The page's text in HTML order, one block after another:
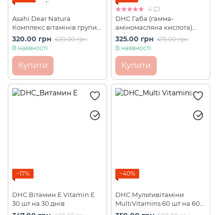
Asahi Dear Natura
Комплекс вітамінів групи
В з інозитолом та
амінокислотою лейцином
нервової системи та
здорової шкіри (60 шт на
60 днів)
320.00 грн 420.00 грн
В наявності
Купити
4
DHC Габа (гамма-
аміномасляна кислота)
Gaba 20 шт на 20 днів
325.00 грн 475.00 грн
В наявності
Купити
−17%
DHC Вітамин E Vitamin E
30 шт на 30 днів
−40%
DHC Мультивітаміни
MultiVitamins 60 шт на 60
днів